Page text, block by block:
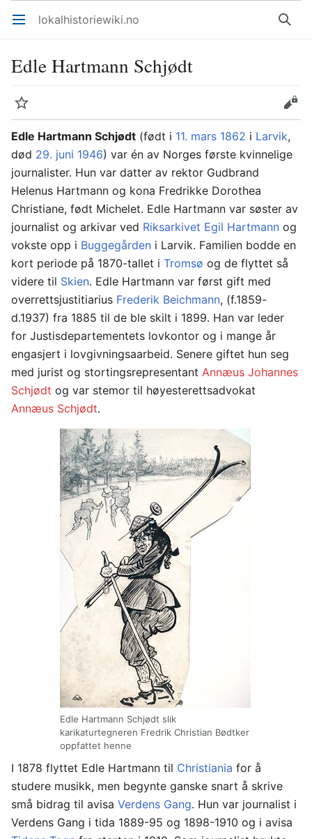
Åpne hovedmenyen lokalhistoriewiki.no Søk
Edle Hartmann Schjødt
Overvåk
Rediger
Edle Hartmann Schjødt (født i 11. mars 1862 i Larvik,
død 29. juni 1946) var én av Norges første kvinnelige
journalister. Hun var datter av rektor Gudbrand
Helenus Hartmann og kona Fredrikke Dorothea
Christiane, født Michelet. Edle Hartmann var søster av
journalist og arkivar ved Riksarkivet Egil Hartmann og
vokste opp i Buggegården i Larvik. Familien bodde en
kort periode på 1870-tallet i Tromsø og de flyttet så
videre til Skien. Edle Hartmann var først gift med
overrettsjustitiarius Frederik Beichmann, (f.1859-
d.1937) fra 1885 til de ble skilt i 1899. Han var leder
for Justisdepartementets lovkontor og i mange år
engasjert i lovgivningsaarbeid. Senere giftet hun seg
med jurist og stortingsrepresentant Annæus Johannes
Schjødt og var stemor til høyesterettsadvokat
Annæus Schjødt.
Edle Hartmann Schjødt slik
karikaturtegneren Fredrik Christian Bødtker
oppfattet henne
I 1878 flyttet Edle Hartmann til Christiania for å
studere musikk, men begynte ganske snart å skrive
små bidrag til avisa Verdens Gang. Hun var journalist i
Verdens Gang i tida 1889-95 og 1898-1910 og i avisa